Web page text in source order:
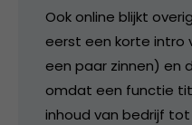
Ook online blijkt
eerst een korte intro
een paar zinnen) en
omdat een functie
inhoud van bedrijf tot